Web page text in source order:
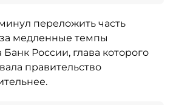
переложить часть
медленные темпы
России, глава которого
правительство